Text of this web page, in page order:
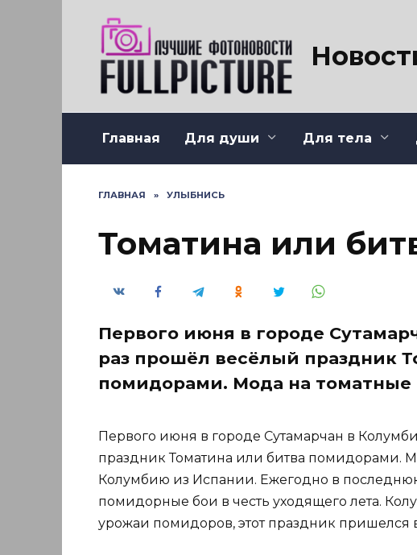
Главная Для души Для тела
ГЛАВНАЯ » УЛЫБНИСЬ
Томатина или
Первого июня в городе
раз прошёл весёлый праздник
помидорами. Мода на
Первого июня в городе Сутамарчан в
праздник Томатина или битва помидорами.
Колумбию из Испании. Ежегодно в
помидорные бои в честь уходящего лета.
урожаи помидоров, этот праздник пришелся